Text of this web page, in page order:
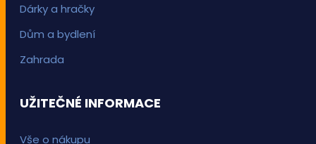
Dárky a hračky
Dům a bydlení
Zahrada
UŽITEČNÉ INFORMACE
Vše o nákupu